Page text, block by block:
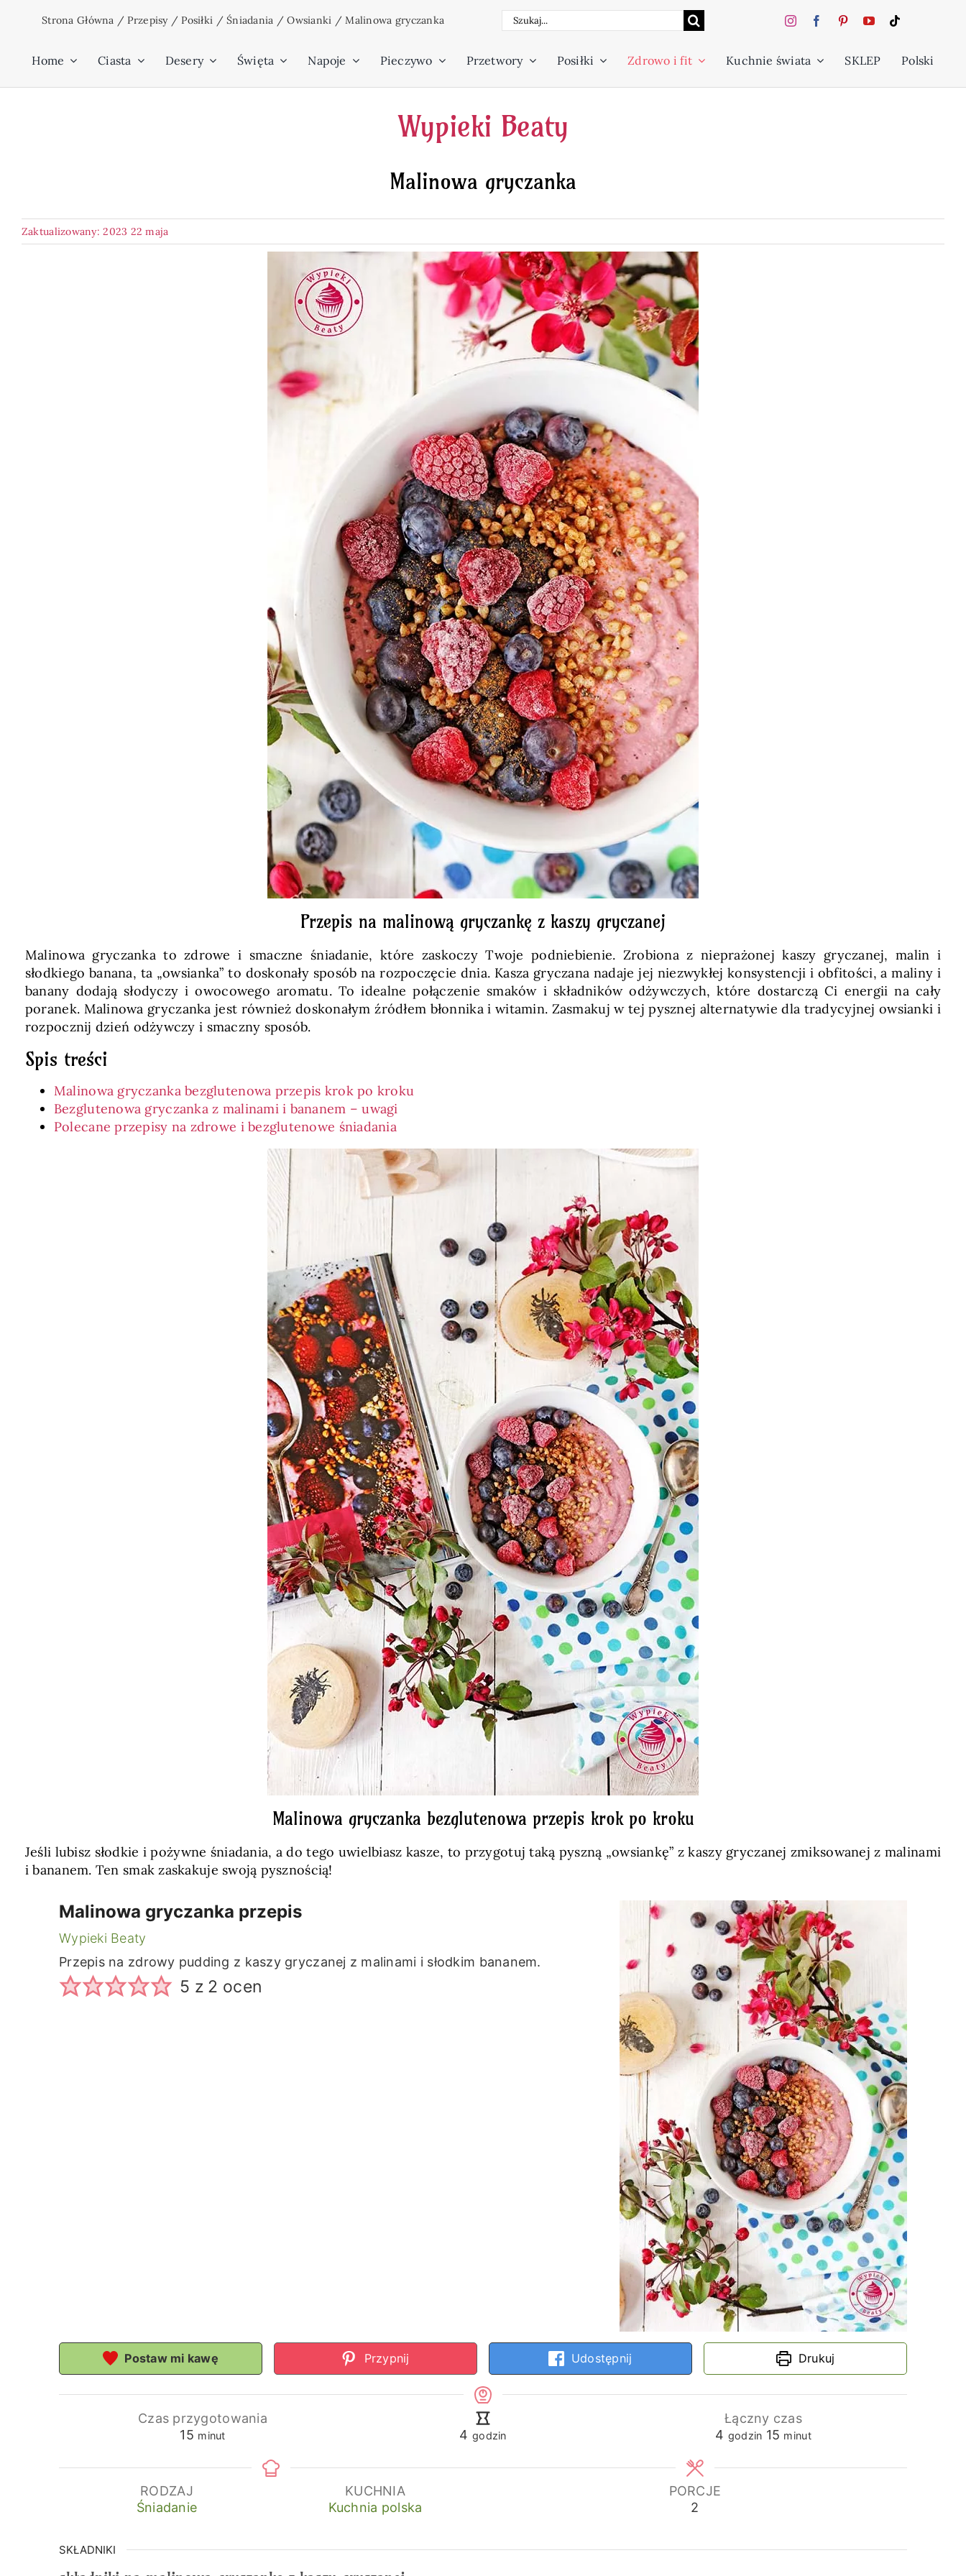
Strona Główna /Przepisy/Posiłki /Śniadania /Owsianki /Malinowa gryczanka Szukaj
Home Ciasta Desery Święta Napoje Pieczywo Przetwory Posiłki Zdrowo i fit Kuchnie świata SKLEP Polski
Wypieki Beaty
Malinowa gryczanka
Zaktualizowany: 2023 22 maja
Przepis na malinową gryczankę z kaszy gryczanej
Malinowa gryczanka to zdrowe i smaczne śniadanie, które zaskoczy Twoje podniebienie. Zrobiona z nieprażonej kaszy gryczanej, malin i
słodkiego banana, ta „owsianka” to doskonały sposób na rozpoczęcie dnia. Kasza gryczana nadaje jej niezwykłej konsystencji i obfitości, a maliny i
banany dodają słodyczy i owocowego aromatu. To idealne połączenie smaków i składników odżywczych, które dostarczą Ci energii na cały
poranek. Malinowa gryczanka jest również doskonałym źródłem błonnika i witamin. Zasmakuj w tej pysznej alternatywie dla tradycyjnej owsianki i
rozpocznij dzień odżywczy i smaczny sposób.
Spis treści
Malinowa gryczanka bezglutenowa przepis krok po kroku
Bezglutenowa gryczanka z malinami i bananem – uwagi
Polecane przepisy na zdrowe i bezglutenowe śniadania
Malinowa gryczanka bezglutenowa przepis krok po kroku
Jeśli lubisz słodkie i pożywne śniadania, a do tego uwielbiasz kasze, to przygotuj taką pyszną „owsiankę” z kaszy gryczanej zmiksowanej z malinami
i bananem. Ten smak zaskakuje swoją pysznością!
Malinowa gryczanka przepis
Wypieki Beaty
Przepis na zdrowy pudding z kaszy gryczanej z malinami i słodkim bananem.
5 z 2 ocen
Postaw mi kawę Przypnij Udostępnij Drukuj
Czas przygotowania
15minuty
minut 4 godziny
godzin
Łączny czas
4 godziny
godzin 15 minuty
minut
RODZAJ
Śniadanie
KUCHNIA
Kuchnia polska
PORCJE
2
SKŁADNIKI